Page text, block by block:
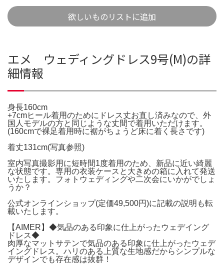
欲しいものリストに追加
エメ ウェディングドレス9号(M)の詳
細情報
身長160cm
+7cmヒール着用のためにドレス丈お直し済みなので、外
国人モデルの方と同じような丈間で着用いただけます。
(160cmで裸足着用時に裾がちょうど床に着く長さです)
着丈131cm(写真参照)
室内写真撮影用に短時間1度着用のため、新品に近い綺麗
な状態です。専用の衣装ケースと大きめの箱に入れて発送
いたします。フォトウェディングや二次会にいかがでしょ
うか？
公式オンラインショップ(定価49,500円)に記載の説明も転
載いたします。
【AIMER】◆気品のある印象に仕上がったウェデイング
ドレス◆
肉厚なマットサテンで気品のある印象に仕上がったウェデ
イングドレス。ハリのある上質な生地感だからシンプルな
デザインでも存在感は抜群！